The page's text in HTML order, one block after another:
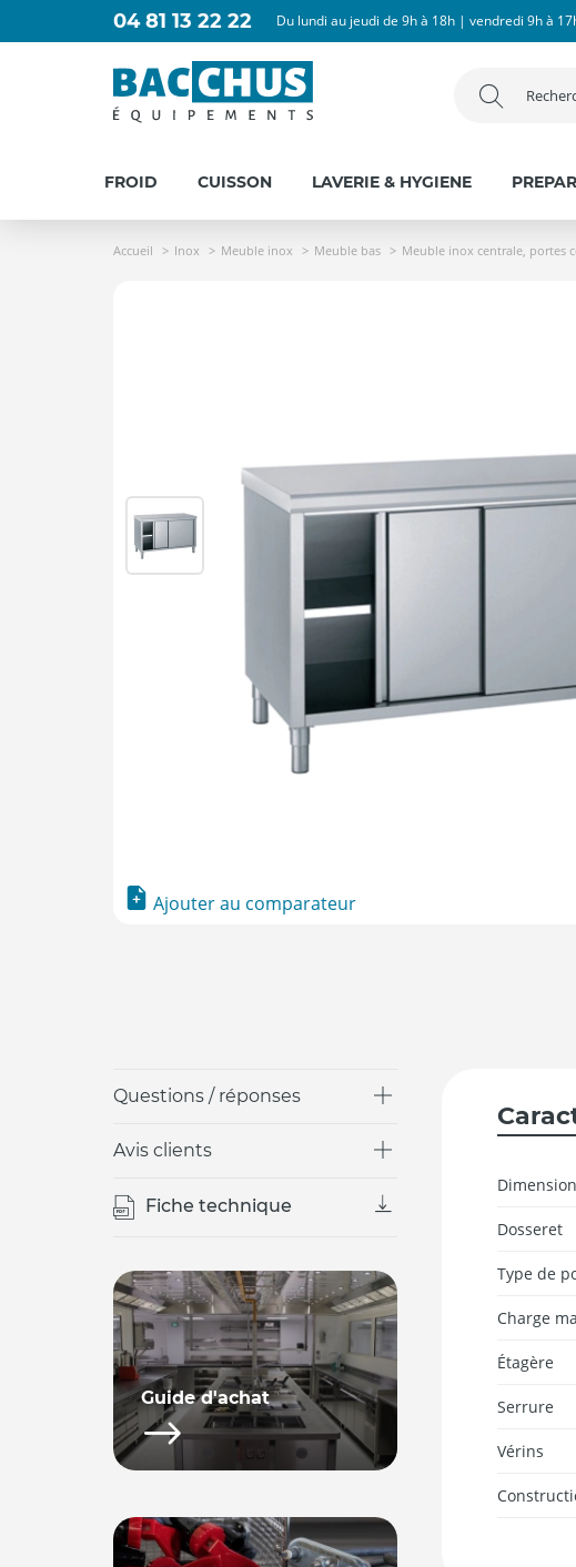
04 81 13 22 22 Du lundi au jeudi de 9h à 18h | vendredi 9h à
FROID CUISSON LAVERIE & HYGIENE
Accueil Inox Meuble inox Meuble bas Meuble inox centrale, portes
Ajouter au comparateur
Questions / réponses
Avis clients
Fiche technique
Guide d'achat
Matériels CHR inox,
équipements inox de cuisine
professionnelle
Dosseret
Type de
Charge
Étagère
Serrure
Vérins